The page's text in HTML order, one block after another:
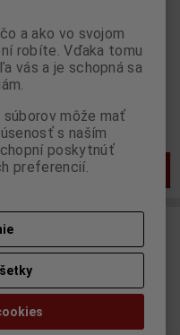
Registrovať
a ako vo svojom
robíte. Vďaka tomu
vás a je schopná sa
môže mať
s naším
poskytnúť
preferencií.